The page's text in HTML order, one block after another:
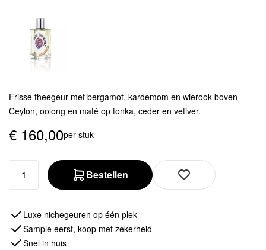
Frisse theegeur met bergamot, kardemom en wierook boven
Ceylon, oolong en maté op tonka, ceder en vetiver.
€ 160,00per stuk
Bestellen
Luxe nichegeuren op één plek
Sample eerst, koop met zekerheid
Snel in huis